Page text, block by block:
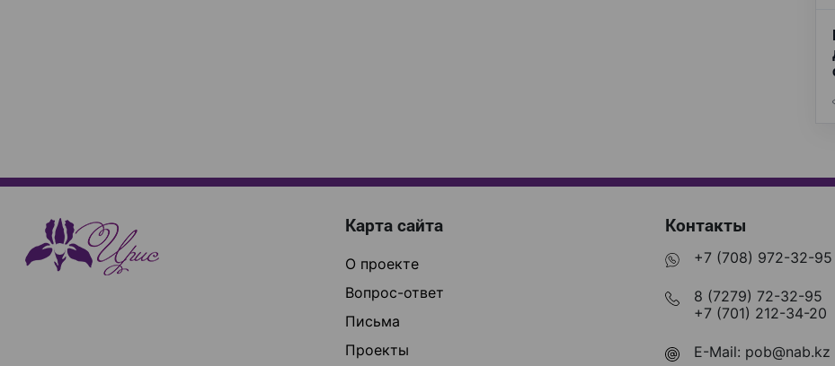
Карта сайта
О проекте
Вопрос-ответ
Письма
Проекты
Контакты
+7 (708) 972-32-95
8 (7279) 72-32-95
+7 (701) 212-34-20
E-Mail: pob@nab.kz